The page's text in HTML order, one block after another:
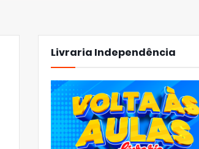
Livraria Independência